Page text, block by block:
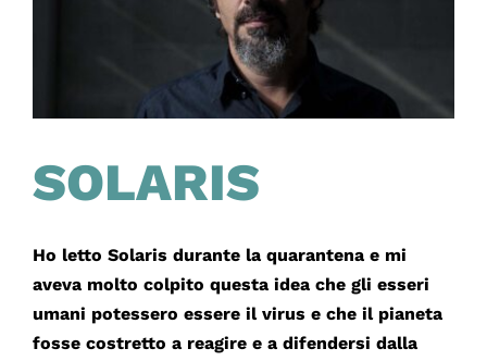
SOLARIS
Ho letto Solaris durante la quarantena e mi
aveva molto colpito questa idea che gli esseri
umani potessero essere il virus e che il pianeta
fosse costretto a reagire e a difendersi dalla